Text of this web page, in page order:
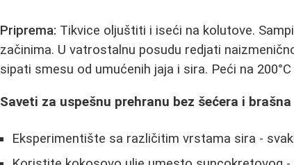
Priprema: Tikvice oljuštiti i iseći na kolutove.
začinima. U vatrostalnu posudu redjati
sipati smesu od umućenih jaja i sira. Peći na
Saveti za uspešnu prehranu bez šećera i brašna
Eksperimentište sa različitim vrstama sira -